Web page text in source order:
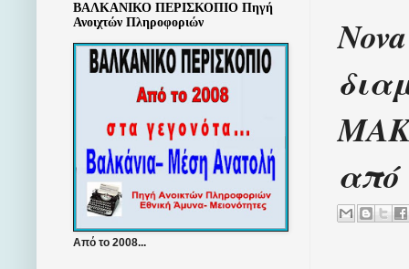
ΒΑΛΚΑΝΙΚΟ ΠΕΡΙΣΚΟΠΙΟ Πηγή
Ανοιχτών Πληροφοριών
Από το 2008...